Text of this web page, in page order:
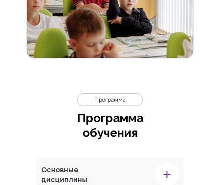
Программа
обучения
Программа
Основные
дисциплины
+